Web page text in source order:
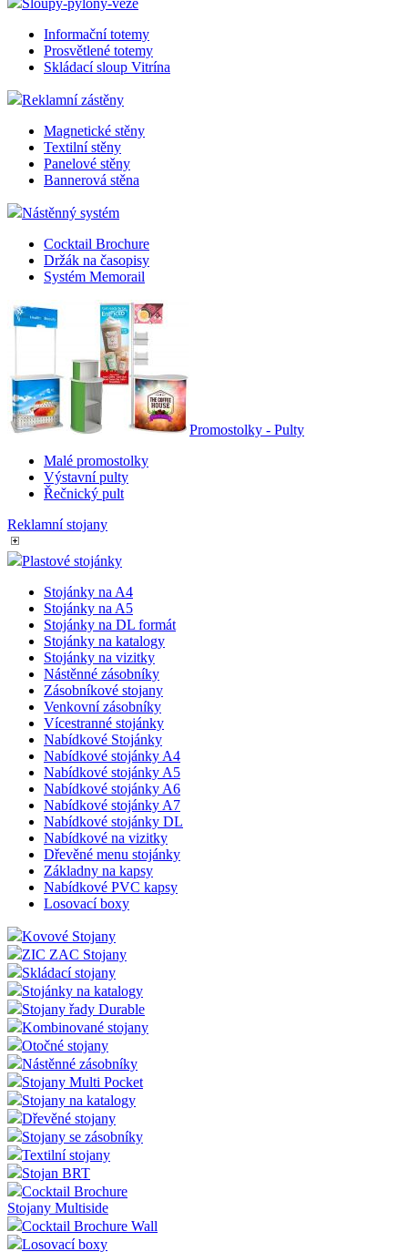
Sloupy-pylony-věže
Informační totemy
Prosvětlené totemy
Skládací sloup Vitrína
Reklamní zástěny
Magnetické stěny
Textilní stěny
Panelové stěny
Bannerová stěna
Nástěnný systém
Cocktail Brochure
Držák na časopisy
Systém Memorail
Promostolky - Pulty
Malé promostolky
Výstavní pulty
Řečnický pult
Reklamní stojany
Plastové stojánky
Stojánky na A4
Stojánky na A5
Stojánky na DL formát
Stojánky na katalogy
Stojánky na vizitky
Nástěnné zásobníky
Zásobníkové stojany
Venkovní zásobníky
Vícestranné stojánky
Nabídkové Stojánky
Nabídkové stojánky A4
Nabídkové stojánky A5
Nabídkové stojánky A6
Nabídkové stojánky A7
Nabídkové stojánky DL
Nabídkové na vizitky
Dřevěné menu stojánky
Základny na kapsy
Nabídkové PVC kapsy
Losovací boxy
Kovové Stojany
ZIC ZAC Stojany
Skládací stojany
Stojánky na katalogy
Stojany řady Durable
Kombinované stojany
Otočné stojany
Nástěnné zásobníky
Stojany Multi Pocket
Stojany na katalogy
Dřevěné stojany
Stojany se zásobníky
Textilní stojany
Stojan BRT
Cocktail Brochure